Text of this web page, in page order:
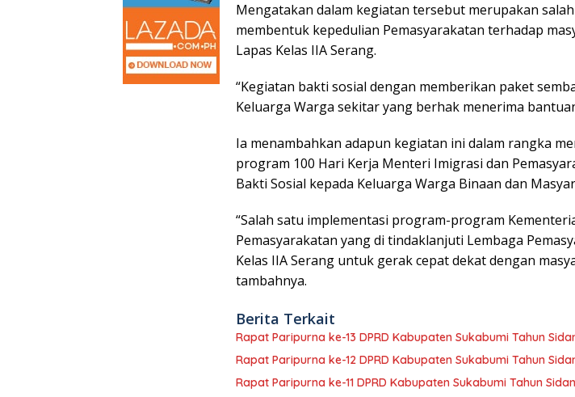
Mengatakan dalam kegiatan tersebut merupakan
membentuk kepedulian Pemasyarakatan terhadap
Lapas Kelas IIA Serang.
“Kegiatan bakti sosial dengan memberikan paket
Keluarga Warga sekitar yang berhak menerima
Ia menambahkan adapun kegiatan ini dalam rangka
program 100 Hari Kerja Menteri Imigrasi dan
Bakti Sosial kepada Keluarga Warga Binaan dan
“Salah satu implementasi program-program
Pemasyarakatan yang di tindaklanjuti Lembaga
Kelas IIA Serang untuk gerak cepat dekat dengan
tambahnya.
Berita Terkait
Rapat Paripurna ke-13 DPRD Kabupaten Sukabumi Tahun
Rapat Paripurna ke-12 DPRD Kabupaten Sukabumi Tahun
Rapat Paripurna ke-11 DPRD Kabupaten Sukabumi Tahun